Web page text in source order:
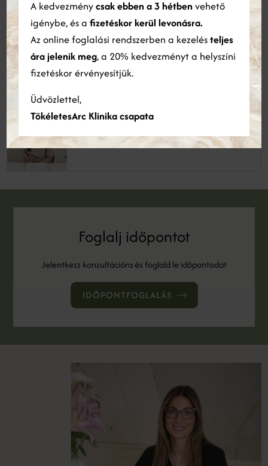
Dénes Zsófia
Esztétikai terapeuta
Vargacz Emese
Esztétikai terapeuta
Foglalj időpontot
Jelentkezz konzultációra és foglald le időpontodat
IDŐPONTFOGLALÁS
A kedvezménycsak ebben a 3 hétben vehető
igénybe, és a fizetéskor kerül levonásra.
Az online foglalási rendszerben a kezelésteljes
ára jelenik meg, a 20% kedvezményt a helyszíni
fizetéskor érvényesítjük.
Üdvözlettel,
TökéletesArc Klinika csapata
információkkal, amelyeket Ön biztosított számukra, vagy
amelyeket a szolgáltatásaik Ön általi használatából gyűjtöttek
össze.
Bővebben
ÖSSZES ELFOGADÁSA
ÖSSZES ELUTASÍTÁSA